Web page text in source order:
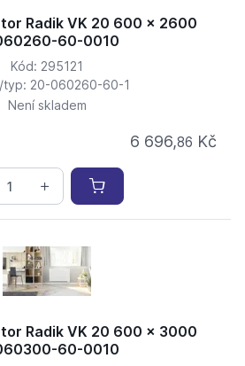
Radik VK 20 600 x 2600
60-0010
Kód: 295121
typ: 20-060260-60-1
Není skladem
6 696,86 Kč
Radik VK 20 600 x 3000
60-0010